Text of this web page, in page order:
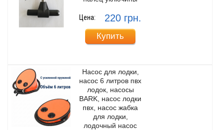
Цена: 220 грн.
Купить
Насос для лодки,
насос 6 литров пвх
лодок, насосы
BARK, насос лодки
пвх, насос жабка
для лодки,
лодочный насос